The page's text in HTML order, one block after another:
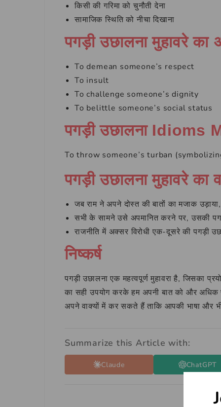
किसी की गरिमा को चुनौती देना
सामाजिक स्थिति को नीचा दिखाना
पगड़ी उछालना मुहावरे
To demean someone’s respect
To insult
To challenge someone’s dignity
To belittle someone’s social status
पगड़ी उछालना
To throw someone’s turban
पगड़ी उछालना मुहावरे का
जब राम ने अपने दोस्त की बातों का मजाक
सभी के सामने उसे अपमानित करने पर, उसकी
राजनीति में अक्सर विरोधी एक-दूसरे की पगड़ी
निष्कर्ष
पगड़ी उछालना एक महत्वपूर्ण मुहावरा है, जिसका
का सही उपयोग करके हम अपनी बात को और
अपने वाक्यों में कर सकते हैं ताकि आपकी भाषा और
Summarize this Article with:
Claude ChatGPT